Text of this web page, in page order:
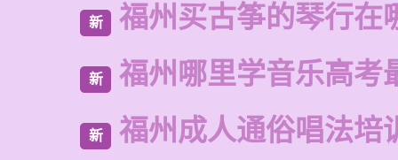
新 福州买古筝的琴行在
新 福州哪里学音乐高考
新 福州成人通俗唱法培